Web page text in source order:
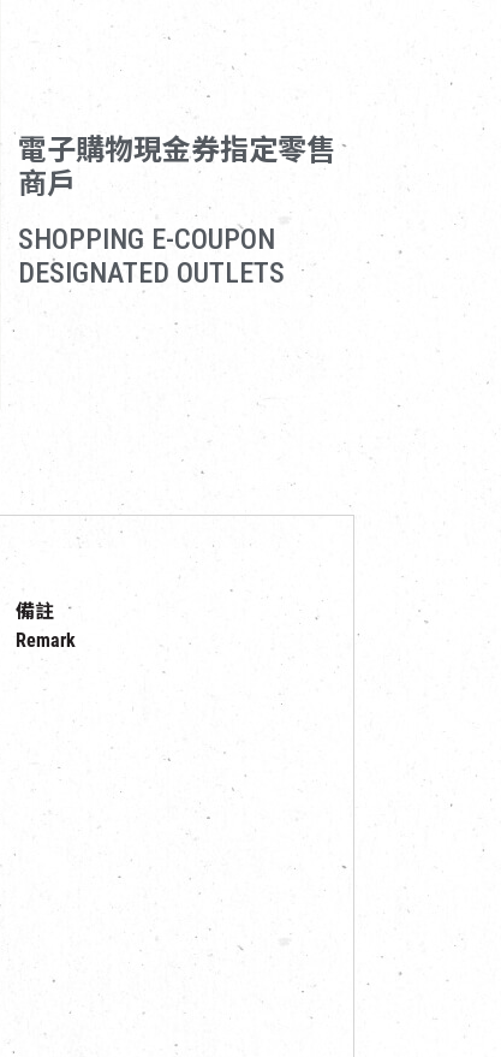
電子購物現金券指定零售
商戶
SHOPPING E-COUPON
DESIGNATED OUTLETS
備註
Remark